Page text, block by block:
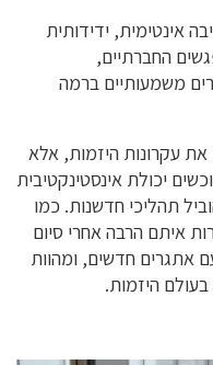
אינטימית, ידידותית
החברתיים,
משמעותיים ברמה
את עקרונות היזמות, אלא
יכולת אינסטינקטיבית
תהליכי חדשנות. כמו
איתם הרבה אחרי סיום
אתגרים חדשים, ומהוות
היזמות.